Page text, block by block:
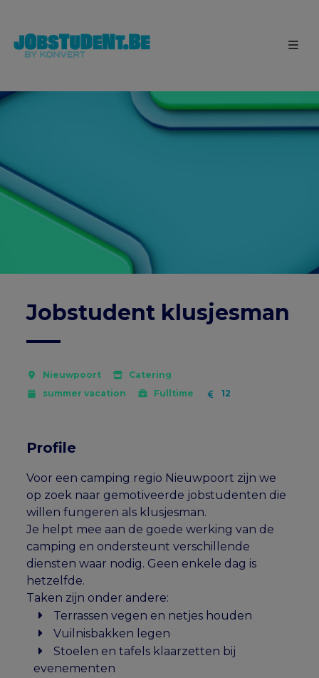
Jobstudent klusjesman
Nieuwpoort
Catering
summer vacation
Fulltime 12
Profile
Voor een camping regio Nieuwpoort zijn we
op zoek naar gemotiveerde jobstudenten die
willen fungeren als klusjesman.
Je helpt mee aan de goede werking van de
camping en ondersteunt verschillende
diensten waar nodig. Geen enkele dag is
hetzelfde.
Taken zijn onder andere:
Terrassen vegen en netjes houden
Vuilnisbakken legen
Stoelen en tafels klaarzetten bij
evenementen